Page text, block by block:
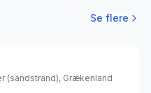
Se flere
(sandstrand), Grækenland